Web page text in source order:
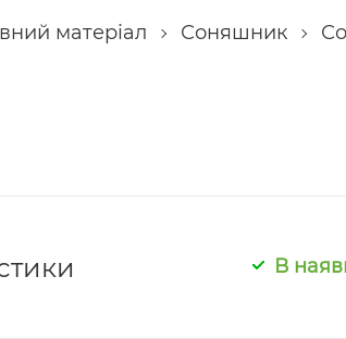
матеріал Соняшник
В